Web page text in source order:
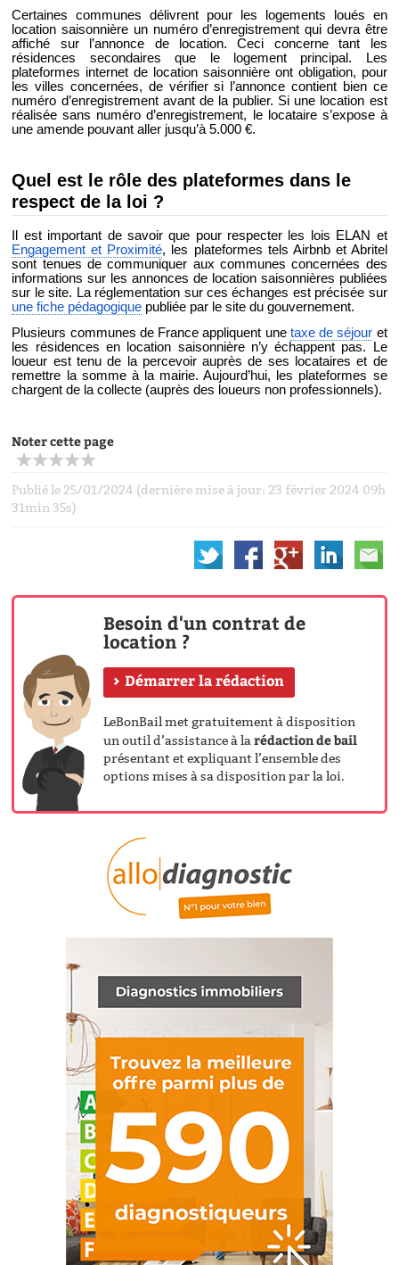
Certaines communes délivrent pour les logements loués en
location saisonnière un numéro d’enregistrement qui devra être
affiché sur l’annonce de location. Ceci concerne tant les
résidences secondaires que le logement principal. Les
plateformes internet de location saisonnière ont obligation, pour
les villes concernées, de vérifier si l’annonce contient bien ce
numéro d’enregistrement avant de la publier. Si une location est
réalisée sans numéro d’enregistrement, le locataire s’expose à
une amende pouvant aller jusqu’à 5.000 €.
Quel est le rôle des plateformes dans le
respect de la loi ?
Il est important de savoir que pour respecter les lois ELAN et
Engagement et Proximité, les plateformes tels Airbnb et Abritel
sont tenues de communiquer aux communes concernées des
informations sur les annonces de location saisonnières publiées
sur le site. La réglementation sur ces échanges est précisée sur
une fiche pédagogique publiée par le site du gouvernement.
Plusieurs communes de France appliquent une taxe de séjour et
les résidences en location saisonnière n’y échappent pas. Le
loueur est tenu de la percevoir auprès de ses locataires et de
remettre la somme à la mairie. Aujourd’hui, les plateformes se
chargent de la collecte (auprès des loueurs non professionnels).
Noter cette page
Publié le 25/01/2024 (dernière mise à jour: 23 février 2024 09h
31min 35s)
Besoin d'un contrat de
location ?
Démarrer la rédaction
LeBonBail met gratuitement à disposition
un outil d’assistance à larédaction de bail
présentant et expliquant l’ensemble des
options mises à sa disposition par la loi.